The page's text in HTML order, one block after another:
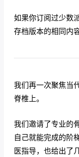
如果你订阅过少数
存档版本的相同内容
我们再一次聚焦当
脊椎上。
我们邀请了专业的
自己就能完成的阶
医指导，也给出了